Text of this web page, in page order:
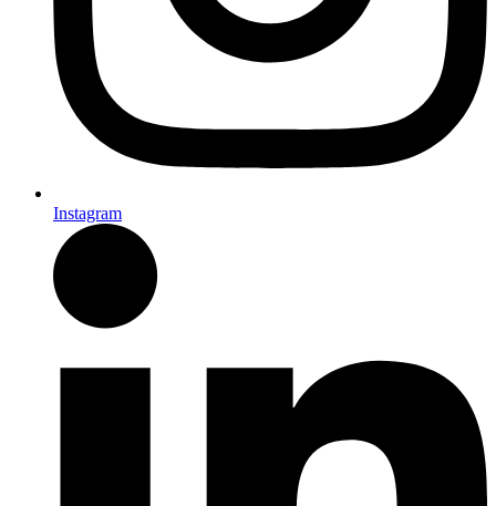
Instagram